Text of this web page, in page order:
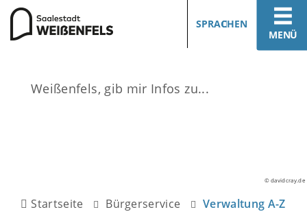
MENÜ
SPRACHEN
© davidcray.de
Startseite Bürgerservice Verwaltung A-Z